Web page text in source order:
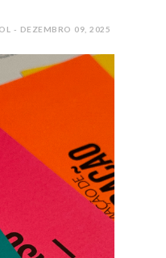
- DEZEMBRO 09, 2025